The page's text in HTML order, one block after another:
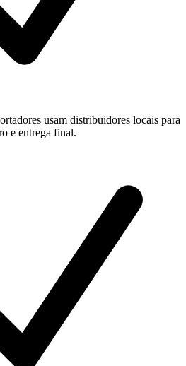
usam distribuidores locais para
e entrega final.